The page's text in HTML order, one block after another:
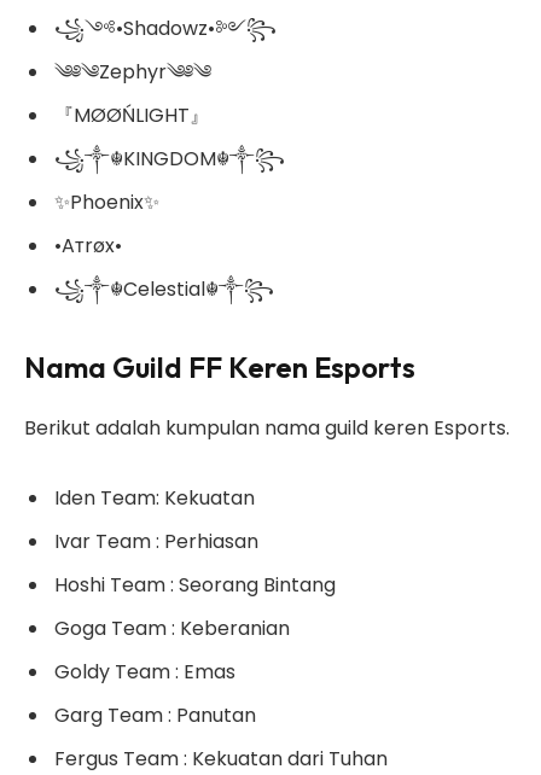
꧁༺•Shadowz•༻꧂
༄༅༄Zephyr༄༅༄
『MØØŃLIGHT』
꧁༒☬KINGDOM☬༒꧂
✨Phoenix✨
•Aтrøx•
꧁༒☬Celestial☬༒꧂
Nama Guild FF Keren Esports
Berikut adalah kumpulan nama guild keren Esports.
Iden Team: Kekuatan
Ivar Team : Perhiasan
Hoshi Team : Seorang Bintang
Goga Team : Keberanian
Goldy Team : Emas
Garg Team : Panutan
Fergus Team : Kekuatan dari Tuhan